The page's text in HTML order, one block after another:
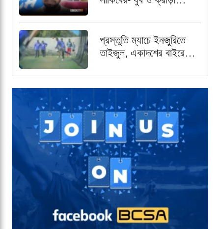
প্রস্তুতি ম্যাচে ইনজুরিতে
তাইজুল, একাদশের বাইরে